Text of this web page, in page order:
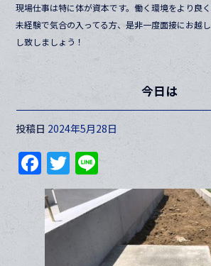
現場仕事は特に体が資本です。働く環境をより良
未経験で気合の入ってる方、是非一度面接にお越
し致しましょう！
今日は
投稿日 2024年5月28日
F
a
c
e
T
w
itt
er
Li
n
e